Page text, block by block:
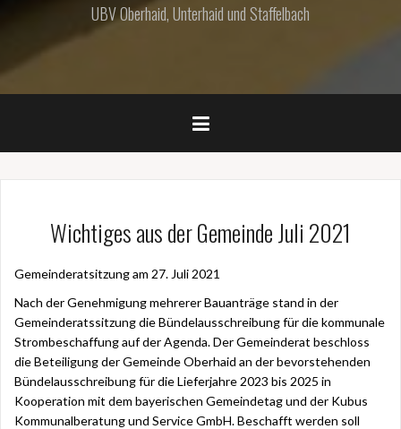
UBV Oberhaid, Unterhaid und Staffelbach
Wichtiges aus der Gemeinde Juli 2021
Gemeinderatsitzung am 27. Juli 2021
Nach der Genehmigung mehrerer Bauanträge stand in der
Gemeinderatssitzung die Bündelausschreibung für die kommunale
Strombeschaffung auf der Agenda. Der Gemeinderat beschloss
die Beteiligung der Gemeinde Oberhaid an der bevorstehenden
Bündelausschreibung für die Lieferjahre 2023 bis 2025 in
Kooperation mit dem bayerischen Gemeindetag und der Kubus
Kommunalberatung und Service GmbH. Beschafft werden soll